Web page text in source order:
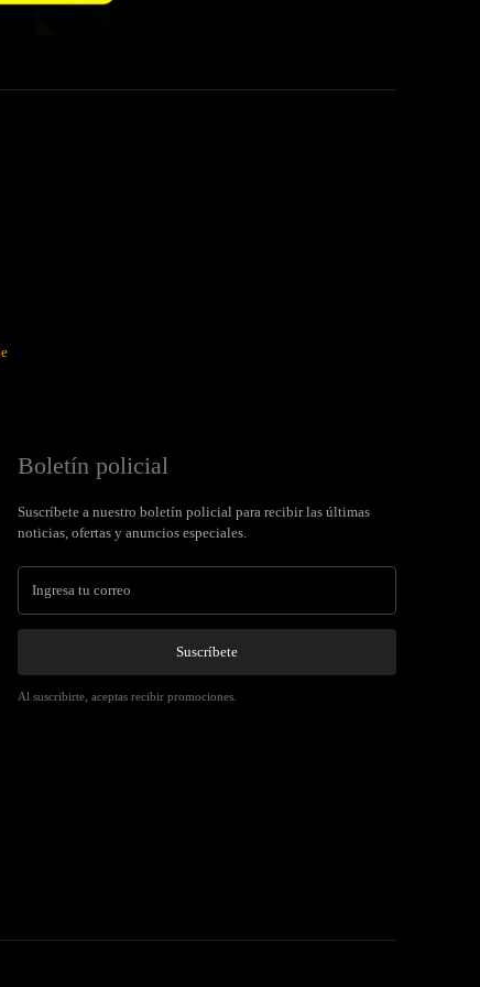
Boletín policial
Suscríbete a nuestro boletín policial para recibir las últimas
noticias, ofertas y anuncios especiales.
Suscríbete
Al suscribirte, aceptas recibir promociones.